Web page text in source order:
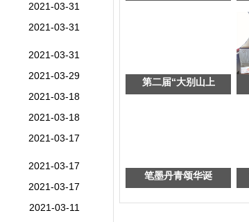
2021-03-31
2021-03-31
2021-03-31
2021-03-29
2021-03-18
2021-03-18
2021-03-17
2021-03-17
2021-03-17
2021-03-11
第二届“大别山上
笔墨丹青颂华诞